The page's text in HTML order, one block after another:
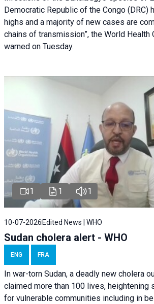
Democratic Republic of the Congo (DRC)
highs and a majority of new cases are
chains of transmission”, the World Health
warned on Tuesday.
1 1 1
10-07-2026 Edited News | WHO
Sudan cholera alert - WHO
ENG FRA
In war-torn Sudan, a deadly new cholera
claimed more than 100 lives, heightening
for vulnerable communities including in